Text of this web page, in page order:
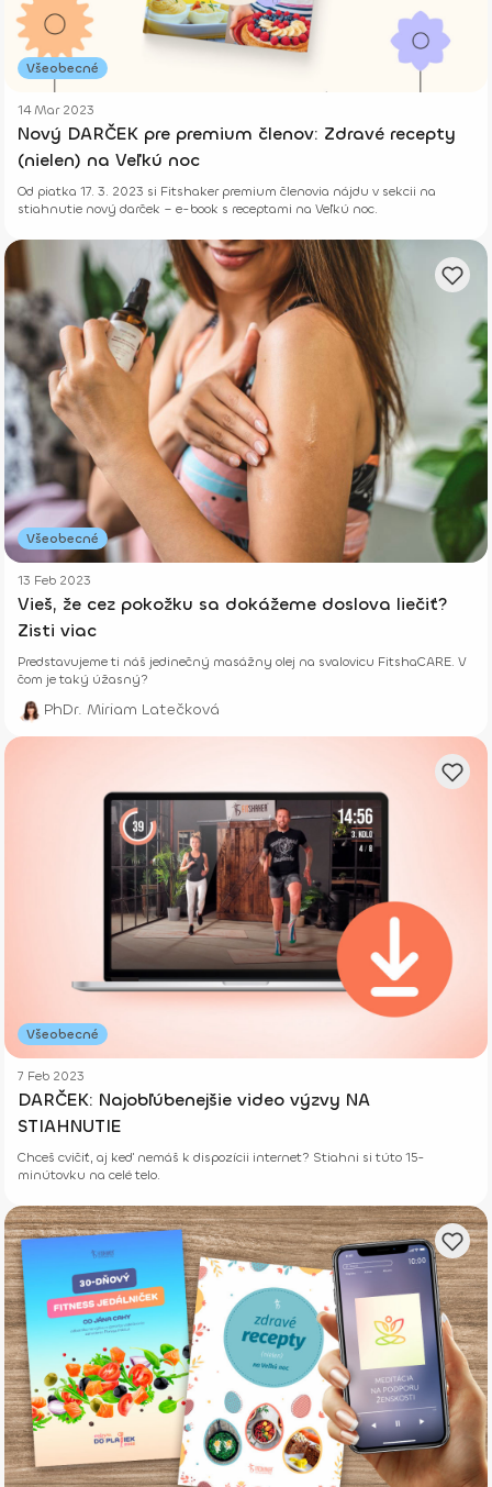
Všeobecné
14 Mar 2023
Nový DARČEK pre premium členov: Zdravé recepty
(nielen) na Veľkú noc
Od piatka 17. 3. 2023 si Fitshaker premium členovia nájdu v sekcii na
stiahnutie nový darček – e-book s receptami na Veľkú noc.
Všeobecné
13 Feb 2023
Vieš, že cez pokožku sa dokážeme doslova liečiť?
Zisti viac
Predstavujeme ti náš jedinečný masážny olej na svalovicu FitshaCARE. V
čom je taký úžasný?
PhDr. Miriam Latečková
Všeobecné
7 Feb 2023
DARČEK: Najobľúbenejšie video výzvy NA
STIAHNUTIE
Chceš cvičiť, aj keď nemáš k dispozícii internet? Stiahni si túto 15-
minútovku na celé telo.